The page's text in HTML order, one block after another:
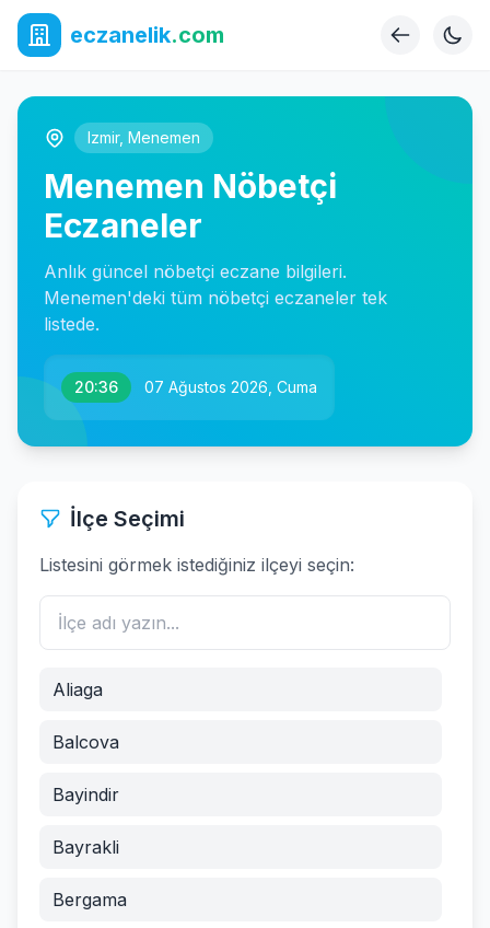
eczanelik.com
Izmir, Menemen
Menemen Nöbetçi
Eczaneler
Anlık güncel nöbetçi eczane bilgileri.
Menemen'deki tüm nöbetçi eczaneler tek
listede.
20:36 07 Ağustos 2026, Cuma
İlçe Seçimi
Listesini görmek istediğiniz ilçeyi seçin:
Aliaga
Balcova
Bayindir
Bayrakli
Bergama